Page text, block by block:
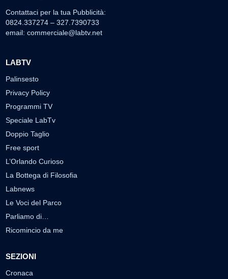
Contattaci per la tua Pubblicità:
0824.337274 – 327.7390733
email: commerciale@labtv.net
LABTV
Palinsesto
Privacy Policy
Programmi TV
Speciale LabTv
Doppio Taglio
Free sport
L’Orlando Curioso
La Bottega di Filosofia
Labnews
Le Voci del Parco
Parliamo di…
Ricomincio da me
SEZIONI
Cronaca